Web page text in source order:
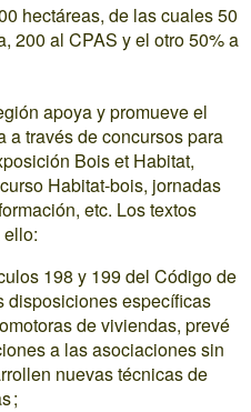
hectáreas, de las cuales 50
200 al CPAS y el otro 50% a
apoya y promueve el
a través de concursos para
Bois et Habitat,
Habitat-bois, jornadas
etc. Los textos
198 y 199 del Código de
disposiciones específicas
de viviendas, prevé
a las asociaciones sin
nuevas técnicas de
;